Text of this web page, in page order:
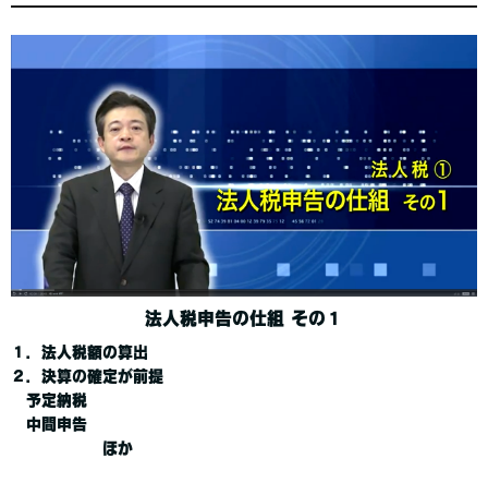
法人税申告の仕組 その１
１．法人税額の算出
２．決算の確定が前提
予定納税
中間申告
ほか